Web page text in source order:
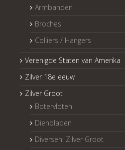
Armbanden
Broches
Colliers / Hangers
Verenigde Staten van Amerika
Zilver 18e eeuw
Zilver Groot
Botervloten
Dienbladen
Diversen: Zilver Groot